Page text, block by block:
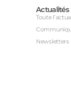
Actualités
Toute
Newsletters